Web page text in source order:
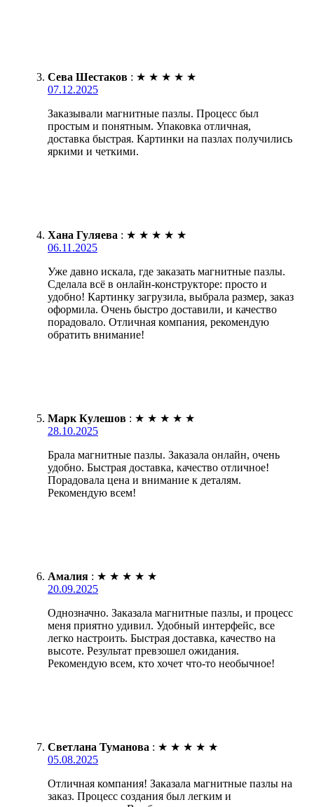
Сева Шестаков : ★ ★ ★ ★ ★
07.12.2025
Заказывали магнитные пазлы. Процесс был
простым и понятным. Упаковка отличная,
доставка быстрая. Картинки на пазлах получились
яркими и четкими.
Хана Гуляева : ★ ★ ★ ★ ★
06.11.2025
Уже давно искала, где заказать магнитные пазлы.
Сделала всё в онлайн-конструкторе: просто и
удобно! Картинку загрузила, выбрала размер, заказ
оформила. Очень быстро доставили, и качество
порадовало. Отличная компания, рекомендую
обратить внимание!
Марк Кулешов : ★ ★ ★ ★ ★
28.10.2025
Брала магнитные пазлы. Заказала онлайн, очень
удобно. Быстрая доставка, качество отличное!
Порадовала цена и внимание к деталям.
Рекомендую всем!
Амалия : ★ ★ ★ ★ ★
20.09.2025
Однозначно. Заказала магнитные пазлы, и процесс
меня приятно удивил. Удобный интерфейс, все
легко настроить. Быстрая доставка, качество на
высоте. Результат превзошел ожидания.
Рекомендую всем, кто хочет что-то необычное!
Светлана Туманова : ★ ★ ★ ★ ★
05.08.2025
Отличная компания! Заказала магнитные пазлы на
заказ. Процесс создания был легким и